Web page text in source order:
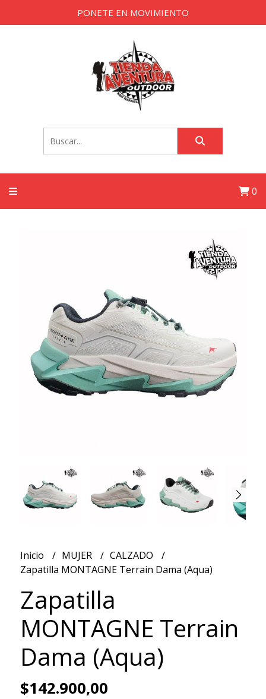
PONETE EN MOVIMIENTO
0
Inicio MUJER
CALZADO
Zapatilla MONTAGNE Terrain Dama (Aqua)
Zapatilla
MONTAGNE Terrain
Dama (Aqua)
$142.900,00